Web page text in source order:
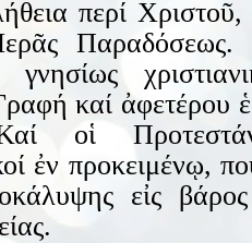
περί
Παραδόσεως.
γνησίως
καί ἀφετέρου
οἱ
ἐν προκειμένῳ,
εἰς